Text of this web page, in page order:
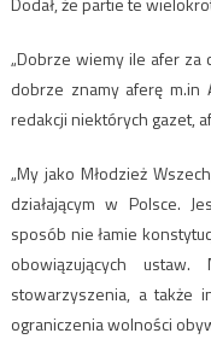
„Dobrze wiemy ile afer za
dobrze znamy aferę m.in
redakcji niektórych gazet,
„My jako Młodzież
działającym w Polsce.
sposób nie łamie
obowiązujących ustaw.
stowarzyszenia, a także
ograniczenia wolności